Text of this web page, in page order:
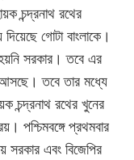
চন্দ্রনাথ রথের
গোটা বাংলাকে।
সরকার। তবে এর
আসছে। তবে তার মধ্যে
চন্দ্রনাথ রথের খুনের
পশ্চিমবঙ্গে প্রথমবার
সরকার এবং বিজেপির